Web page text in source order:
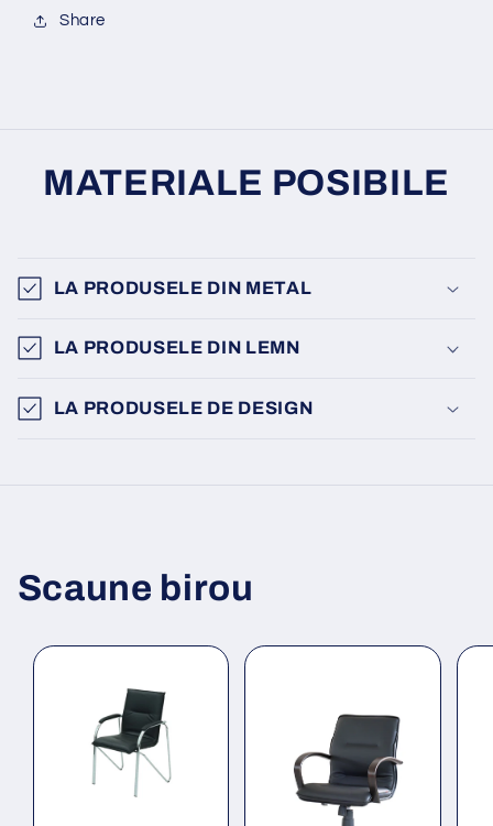
Share
MATERIALE POSIBILE
LA PRODUSELE DIN METAL
LA PRODUSELE DIN LEMN
LA PRODUSELE DE DESIGN
Scaune birou